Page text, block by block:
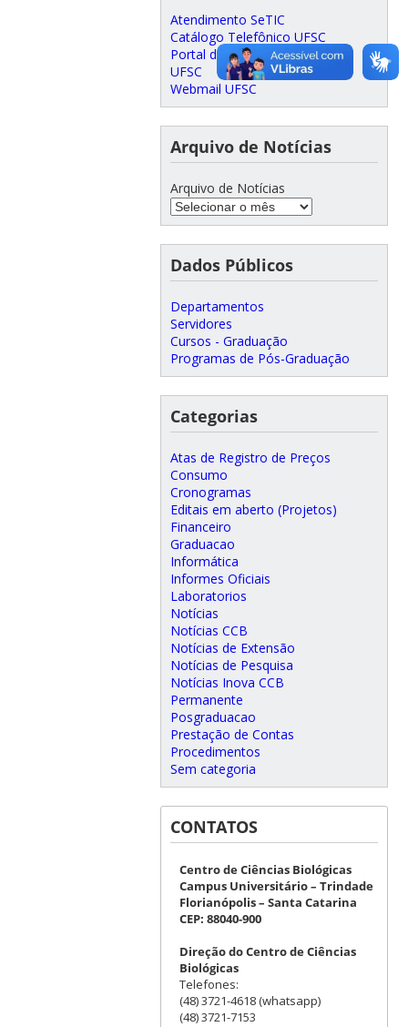
Atendimento SeTIC
Catálogo Telefônico UFSC
Portal do Servidor
UFSC
Webmail UFSC
Arquivo de Notícias
Arquivo de Notícias
Dados Públicos
Departamentos
Servidores
Cursos - Graduação
Programas de Pós-Graduação
Categorias
Atas de Registro de Preços
Consumo
Cronogramas
Editais em aberto (Projetos)
Financeiro
Graduacao
Informática
Informes Oficiais
Laboratorios
Notícias
Notícias CCB
Notícias de Extensão
Notícias de Pesquisa
Notícias Inova CCB
Permanente
Posgraduacao
Prestação de Contas
Procedimentos
Sem categoria
CONTATOS
Centro de Ciências Biológicas
Campus Universitário – Trindade
Florianópolis – Santa Catarina
CEP: 88040-900
Direção do Centro de Ciências
Biológicas
Telefones:
(48) 3721-4618 (whatsapp)
(48) 3721-7153